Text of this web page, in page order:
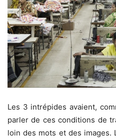
Les 3 intrépides avaient,
parler de ces conditions de
loin des mots et des